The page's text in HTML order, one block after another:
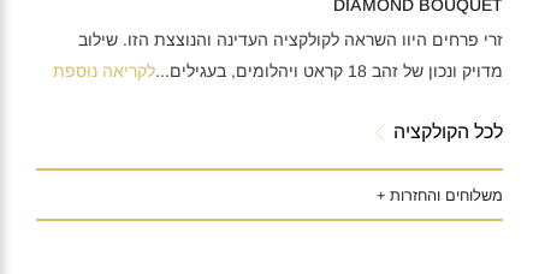
DIAMOND BOUQUET
זרי פרחים היוו השראה לקולקציה העדינה והנוצצת הזו. שילוב
מדויק ונכון של זהב 18 קראט ויהלומים, בעגילים
...לקריאה נוספת
לכל הקולקציה
משלוחים והחזרות +